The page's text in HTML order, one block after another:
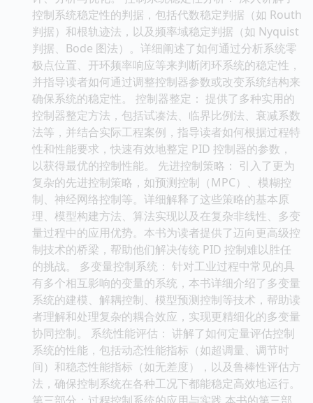
控制系统稳定性的判据，包括代数稳定判据（如 Routh
判据）和根轨迹法，以及频率域稳定判据（如 Nyquist
判据、Bode 图法）。详细阐述了如何通过分析系统零
极点位置、开环频率响应等来判断闭环系统的稳定性，
并指导读者如何通过调整控制器参数或改变系统结构来
确保系统的稳定性。 控制器整定： 提供了多种实用的
控制器整定方法，包括试凑法、临界比例法、衰减系数
法等，并结合实际工程案例，指导读者如何根据过程特
性和性能要求，快速有效地整定 PID 控制器的参数，
以获得最优的控制性能。 先进控制策略： 引入了更为
复杂的先进控制策略，如预测控制（MPC）、模糊控
制、神经网络控制等。详细解释了这些策略的基本原
理、模型构建方法、算法实现以及在复杂非线性、多变
量过程中的应用优势。本书为读者提供了迈向更高级控
制技术的桥梁，帮助他们解决传统 PID 控制难以胜任
的挑战。 多变量控制系统： 针对工业过程中常见的具
有多个相互影响的变量的系统，本书详细介绍了多变量
系统的建模、解耦控制、模型预测控制等技术，帮助读
者理解和处理复杂的耦合效应，实现更精细化的多变量
协同控制。 系统性能评估： 讲解了如何定量评估控制
系统的性能，包括动态性能指标（如超调量、调节时
间）和稳态性能指标（如无差度），以及鲁棒性评估方
法，确保控制系统在各种工况下都能稳定高效地运行。